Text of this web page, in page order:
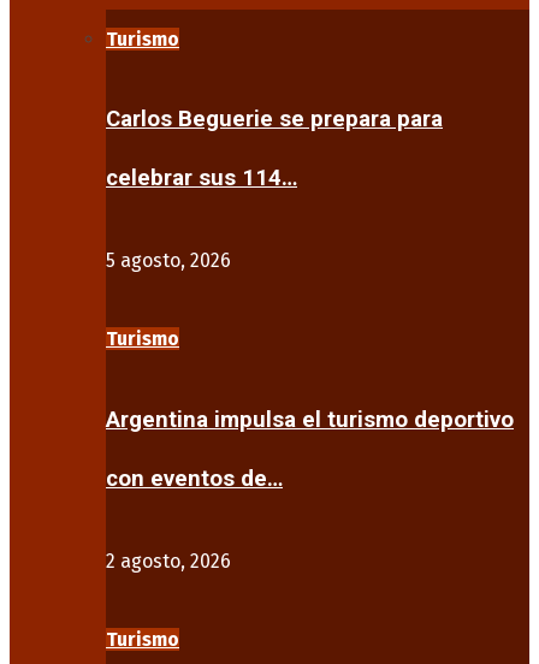
Turismo
Carlos Beguerie se prepara para
celebrar sus 114…
5 agosto, 2026
Turismo
Argentina impulsa el turismo deportivo
con eventos de…
2 agosto, 2026
Turismo